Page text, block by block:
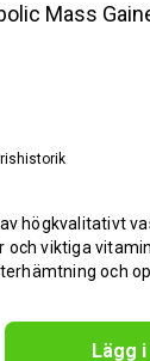
Mass
högkvalitativt
och viktiga
och
Lägg